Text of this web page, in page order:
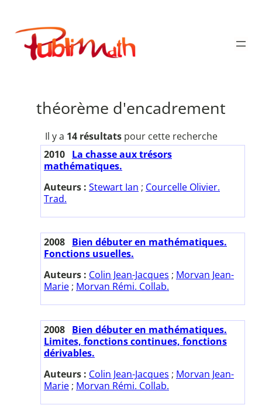
contenu
Publimath
théorème d'encadrement
Il y a 14 résultatspour cette recherche
2010 La chasse aux trésors
mathématiques.
Auteurs : Stewart Ian ; Courcelle Olivier.
Trad.
2008 Bien débuter en mathématiques.
Fonctions usuelles.
Auteurs : Colin Jean-Jacques ; Morvan Jean-
Marie ; Morvan Rémi. Collab.
2008 Bien débuter en mathématiques.
Limites, fonctions continues, fonctions
dérivables.
Auteurs : Colin Jean-Jacques ; Morvan Jean-
Marie ; Morvan Rémi. Collab.